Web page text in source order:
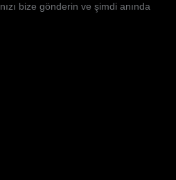
bize gönderin ve şimdi anında